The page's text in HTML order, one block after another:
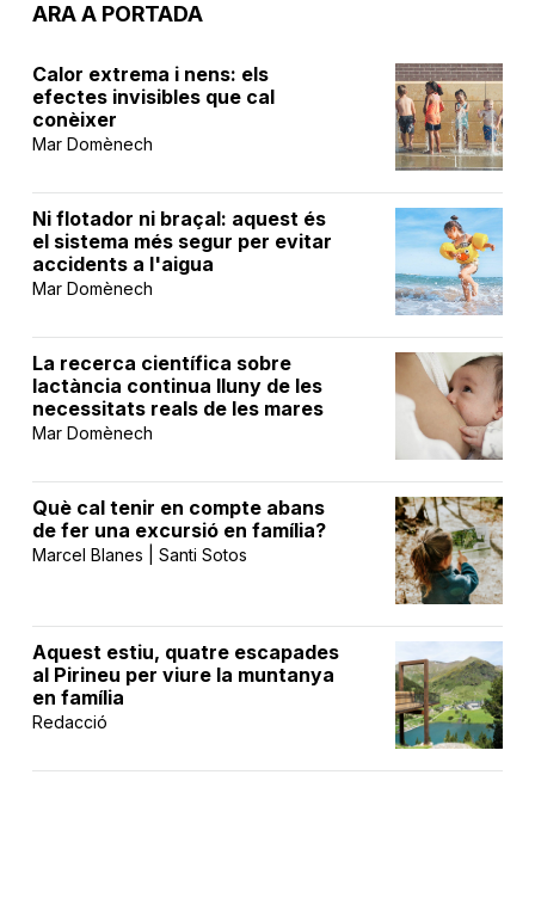
ARA A PORTADA
Calor extrema i nens: els
efectes invisibles que cal
conèixer
Mar Domènech
Ni flotador ni braçal: aquest és
el sistema més segur per evitar
accidents a l'aigua
Mar Domènech
La recerca científica sobre
lactància continua lluny de les
necessitats reals de les mares
Mar Domènech
Què cal tenir en compte abans
de fer una excursió en família?
Marcel Blanes | Santi Sotos
Aquest estiu, quatre escapades
al Pirineu per viure la muntanya
en família
Redacció